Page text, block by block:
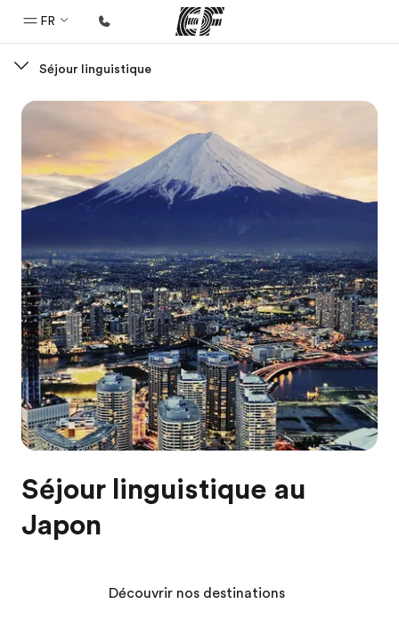
FR
Bienvenue chez EF
Programmes
Nos offres
Bureaux
A propos de nous
Qui sommes-nous ?
EF recrute
Rejoignez nos équipes
Séjour linguistique
Séjour linguistique au
Japon
Découvrir nos destinations